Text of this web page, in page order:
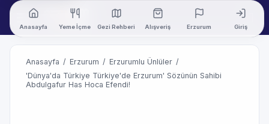
Anasayfa Yeme İçme Gezi Rehberi Alışveriş Erzurum Giriş
Anasayfa / Erzurum / Erzurumlu Ünlüler /
'Dünya'da Türkiye Türkiye'de Erzurum' Sözünün Sahibi
Abdulgafur Has Hoca Efendi!